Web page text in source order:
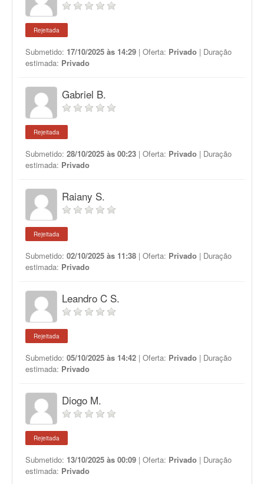
Rejeitada
Submetido: 17/10/2025 às 14:29 | Oferta: Privado | Duração
estimada: Privado
Gabriel B.
Rejeitada
Submetido: 28/10/2025 às 00:23 | Oferta: Privado | Duração
estimada: Privado
Raiany S.
Rejeitada
Submetido: 02/10/2025 às 11:38 | Oferta: Privado | Duração
estimada: Privado
Leandro C S.
Rejeitada
Submetido: 05/10/2025 às 14:42 | Oferta: Privado | Duração
estimada: Privado
Diogo M.
Rejeitada
Submetido: 13/10/2025 às 00:09 | Oferta: Privado | Duração
estimada: Privado